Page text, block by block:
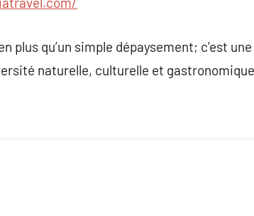
plus qu’un simple dépaysement; c’est
naturelle, culturelle et